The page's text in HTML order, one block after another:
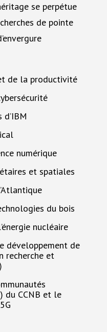
se perpétue
de pointe
de la productivité
d’IBM
numérique
et spatiales
du bois
nucléaire
développement de
recherche et
du CCNB et le